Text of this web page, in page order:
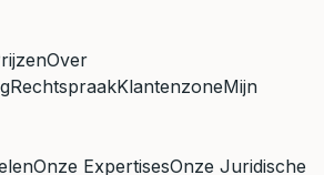
Over
RechtspraakKlantenzoneMijn
Onze ExpertisesOnze Juridische